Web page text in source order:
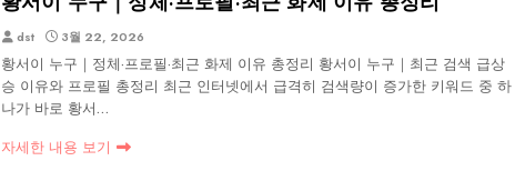
dst 3월 22, 2026
황서이 누구｜정체·프로필·최근 화제 이유 총정리 황서이 누구｜최근 검색 급상
승 이유와 프로필 총정리 최근 인터넷에서 급격히 검색량이 증가한 키워드 중 하
나가 바로 황서…
자세한 내용 보기